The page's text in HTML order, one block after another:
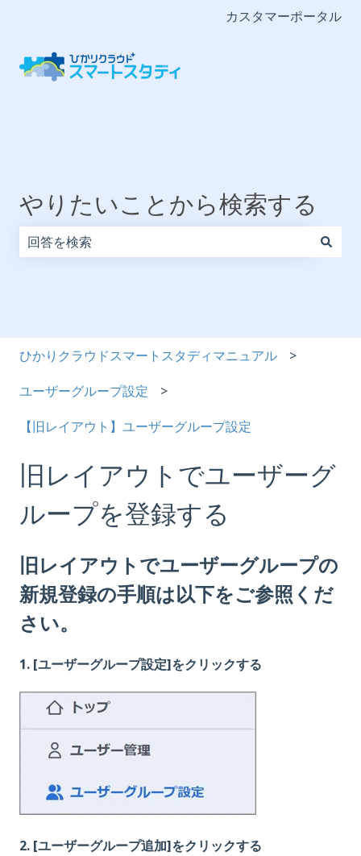
カスタマーポータル
やりたいことから検索する
ひかりクラウドスマートスタディマニュアル
ユーザーグループ設定
【旧レイアウト】ユーザーグループ設定
旧レイアウトでユーザーグ
ループを登録する
旧レイアウトでユーザーグループの
新規登録の手順は以下をご参照くだ
さい。
1. [ユーザーグループ設定]をクリックする
2. [ユーザーグループ追加]をクリックする